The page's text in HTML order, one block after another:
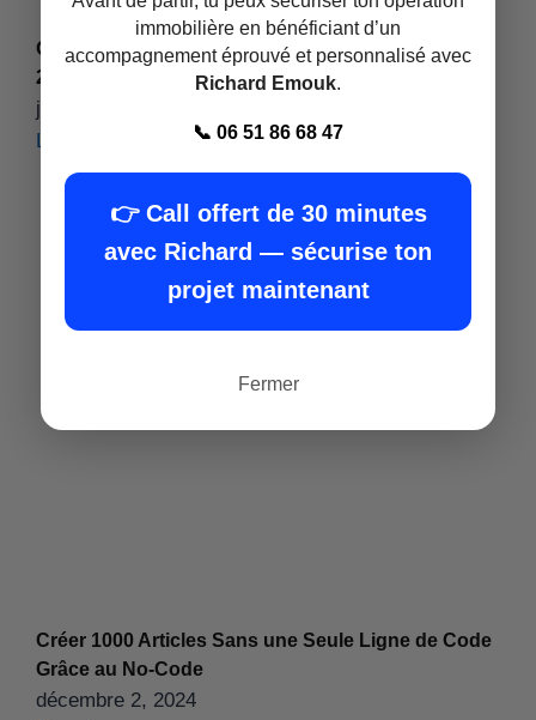
Où acheter une formation promoteur immobilier
2025 ?
juillet 14, 2025
Lire plus »
Créer 1000 Articles Sans une Seule Ligne de Code
Grâce au No-Code
décembre 2, 2024
immobilière en bénéficiant d’un
accompagnement éprouvé et personnalisé avec
Richard Emouk.
📞 06 51 86 68 47
👉 Call offert de 30 minutes
avec Richard — sécurise ton
projet maintenant
Fermer